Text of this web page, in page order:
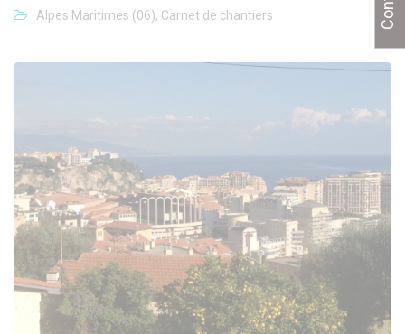
Alpes Maritimes (06), Carnet de chantiers